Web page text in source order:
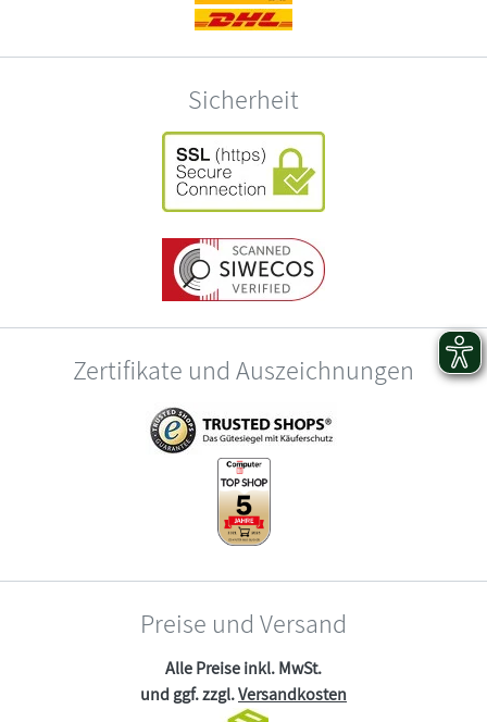
Sicherheit
Zertifikate und Auszeichnungen
Preise und Versand
Alle Preise inkl. MwSt.
und ggf. zzgl.Versandkosten